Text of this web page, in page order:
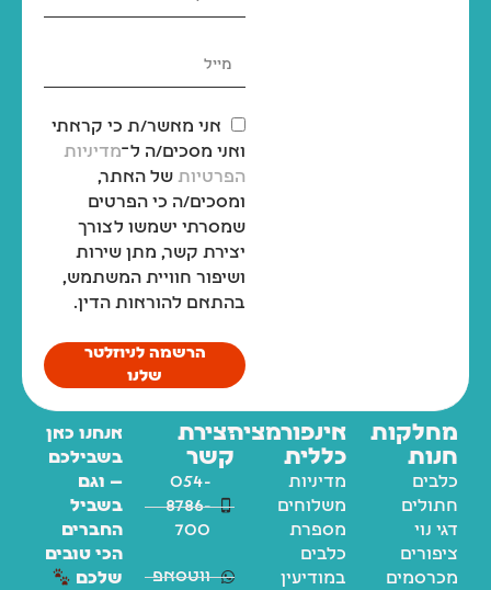
אני מאשר/ת כי קראתי
ואני מסכים/ה ל־מדיניות
הפרטיות של האתר,
ומסכים/ה כי הפרטים
שמסרתי ישמשו לצורך
יצירת קשר, מתן שירות
ושיפור חוויית המשתמש,
בהתאם להוראות הדין.
הרשמה לניוזלטר
שלנו
מחלקות
חנות
כלבים
חתולים
דגי נוי
ציפורים
מכרסמים
אינפורמציה
כללית
מדיניות
משלוחים
מספרת
כלבים
במודיעין
יצירת
קשר
054-
8786-
700
ווטסאפ
אנחנו כאן
בשבילכם
— וגם
בשביל
החברים
הכי טובים
שלכם